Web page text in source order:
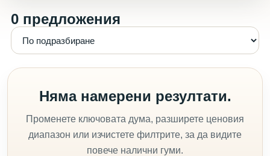
0 предложения
Няма намерени резултати.
Променете ключовата дума, разширете ценовия
диапазон или изчистете филтрите, за да видите
повече налични гуми.